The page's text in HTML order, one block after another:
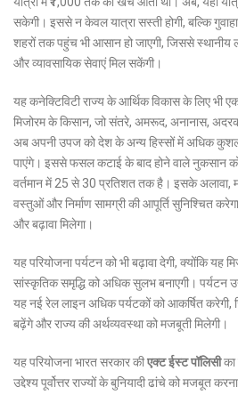
सकेगी। इससे न केवल यात्रा सस्ती होगी, बल्कि
शहरों तक पहुंच भी आसान हो जाएगी, जिससे स्थानीय
और व्यावसायिक सेवाएं मिल सकेंगी।
यह कनेक्टिविटी राज्य के आर्थिक विकास के लिए भी
मिजोरम के किसान, जो संतरे, अमरूद, अनानास,
अब अपनी उपज को देश के अन्य हिस्सों में अधिक
पाएंगे। इससे फसल कटाई के बाद होने वाले नुकसान
वर्तमान में 25 से 30 प्रतिशत तक है। इसके अलावा,
वस्तुओं और निर्माण सामग्री की आपूर्ति सुनिश्चित
और बढ़ावा मिलेगा।
यह परियोजना पर्यटन को भी बढ़ावा देगी, क्योंकि यह
सांस्कृतिक समृद्धि को अधिक सुलभ बनाएगी। पर्यटन
यह नई रेल लाइन अधिक पर्यटकों को आकर्षित
बढ़ेंगे और राज्य की अर्थव्यवस्था को मजबूती मिलेगी।
यह परियोजना भारत सरकार कीएक्ट ईस्ट पॉलिसीका
उद्देश्य पूर्वोत्तर राज्यों के बुनियादी ढांचे को मजबूत